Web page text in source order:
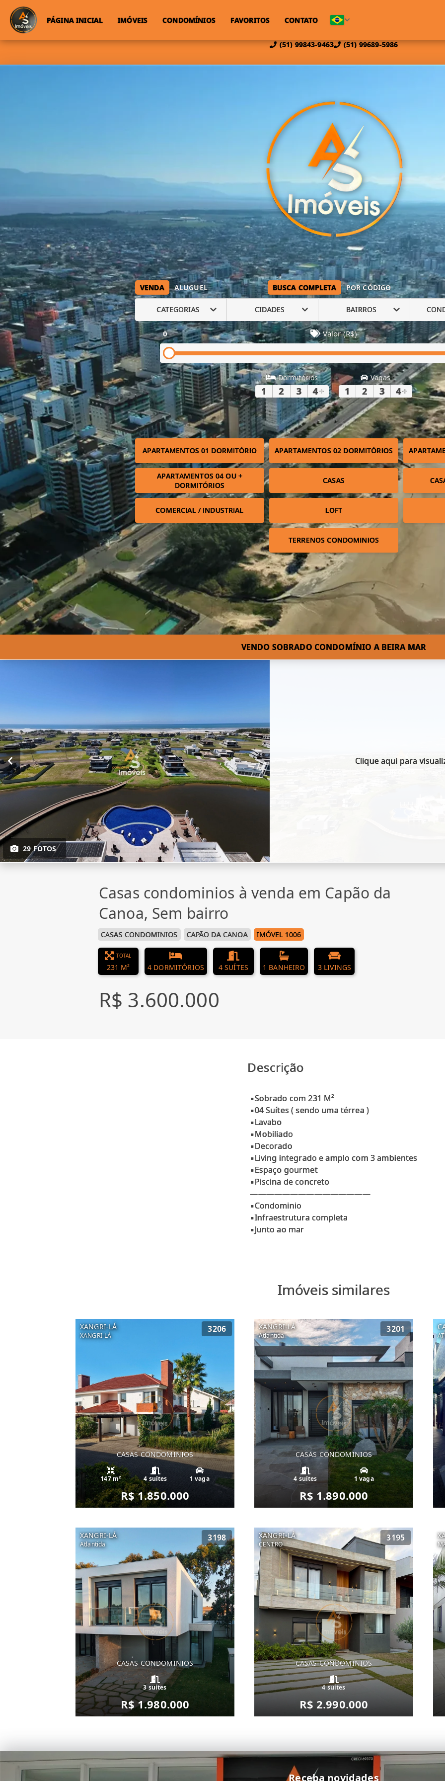
(51) 99843-9463 (51) 99689-5986
PÁGINA INICIAL IMÓVEIS CONDOMÍNIOS FAVORITOS CONTATO
VENDA ALUGUEL BUSCA COMPLETA POR CÓDIGO
CATEGORIAS CIDADES BAIRROS
0 Valor (R$)
Dormitórios
1 2 3 4+
Vagas
1 2 3 4+
APARTAMENTOS 01 DORMITÓRIO APARTAMENTOS 02 DORMITÓRIOS
APARTAMENTOS 04 OU +
DORMITÓRIOS
CASAS
COMERCIAL / INDUSTRIAL LOFT
TERRENOS CONDOMINIOS
VENDO SOBRADO CONDOMÍNIO A BEIRA MAR
29 FOTOS
Clique aqui para
Casas condominios à venda em Capão da
Canoa, Sem bairro
CASAS CONDOMINIOS CAPÃO DA CANOA IMÓVEL 1006
TOTAL
231 M² 4 DORMITÓRIOS 4 SUÍTES 1 BANHEIRO 3 LIVINGS
R$ 3.600.000
Descrição
▪Sobrado com 231 M²
▪04 Suítes ( sendo uma térrea )
▪Lavabo
▪Mobiliado
▪Decorado
▪Living integrado e amplo com 3 ambientes
▪Espaço gourmet
▪Piscina de concreto
———————————————
▪Condominio
▪Infraestrutura completa
Imóveis similares
XANGRI-LÁ
XANGRI-LÁ
3206
CASAS CONDOMINIOS
147 m² 4 suítes 1 vaga
R$ 1.850.000
XANGRI-LÁ
Atlantida
3201
CASAS CONDOMINIOS
4 suítes 1 vaga
R$ 1.890.000
XANGRI-LÁ
Atlantida
3198
CASAS CONDOMINIOS
3 suítes
R$ 1.980.000
XANGRI-LÁ
CENTRO
3195
CASAS CONDOMINIOS
4 suítes
R$ 2.990.000
Receba novidades